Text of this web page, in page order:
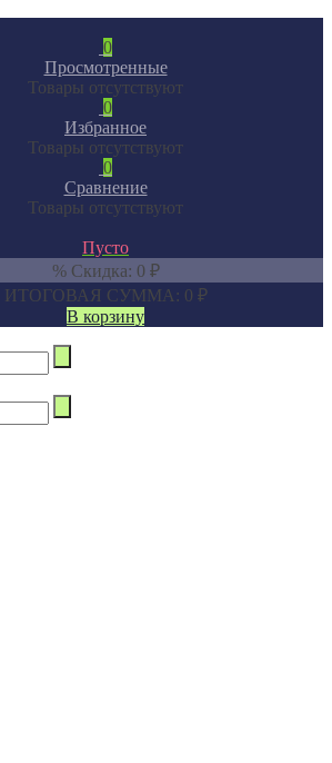
0
Просмотренные
Товары отсутствуют
0
Избранное
Товары отсутствуют
0
Сравнение
Товары отсутствуют
Пусто
% Скидка: 0 ₽
ИТОГОВАЯ СУММА: 0 ₽
В корзину